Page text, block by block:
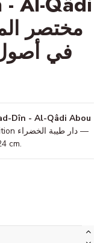
في
Dîn - Al-Qâdi Abou
cm.